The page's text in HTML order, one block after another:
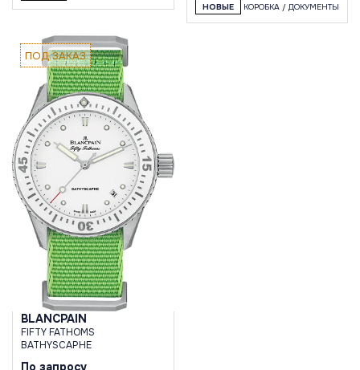
НОВЫЕ КОРОБКА / ДОКУМЕНТЫ
ПОД ЗАКАЗ
BLANCPAIN
FIFTY FATHOMS
BATHYSCAPHE
По запросу